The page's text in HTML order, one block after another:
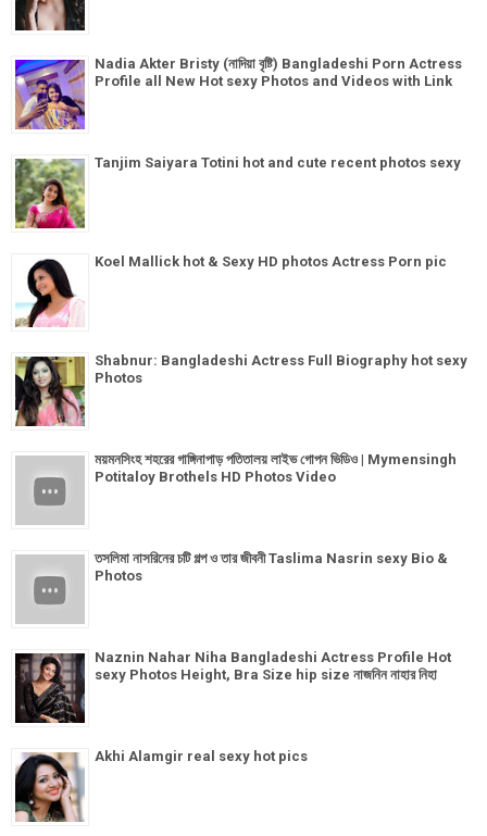
Nadia Akter Bristy (নাদিয়া বৃষ্টি) Bangladeshi Porn Actress
Profile all New Hot sexy Photos and Videos with Link
Tanjim Saiyara Totini hot and cute recent photos sexy
Koel Mallick hot & Sexy HD photos Actress Porn pic
Shabnur: Bangladeshi Actress Full Biography hot sexy
Photos
ময়মনসিংহ শহরের গাঙ্গিনাপাড় পতিতালয় লাইভ গোপন ভিডিও | Mymensingh
Potitaloy Brothels HD Photos Video
তসলিমা নাসরিনের চটি গল্প ও তার জীবনী Taslima Nasrin sexy Bio &
Photos
Naznin Nahar Niha Bangladeshi Actress Profile Hot
sexy Photos Height, Bra Size hip size নাজনিন নাহার নিহা
Akhi Alamgir real sexy hot pics